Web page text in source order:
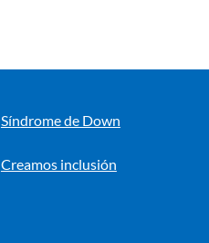
Síndrome de Down
Creamos inclusión